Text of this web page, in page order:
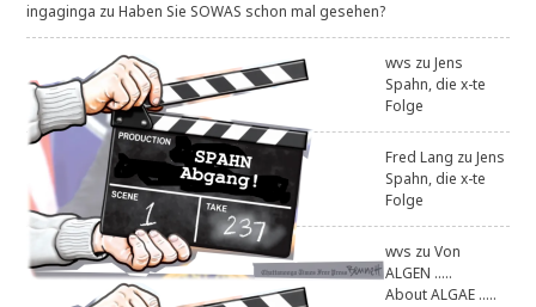
ingaginga zuHaben Sie SOWAS schon mal gesehen?
wvs zuJens
Spahn, die x-te
Folge
Fred Lang zuJens
Spahn, die x-te
Folge
wvs zuVon
ALGEN .....
About ALGAE .....